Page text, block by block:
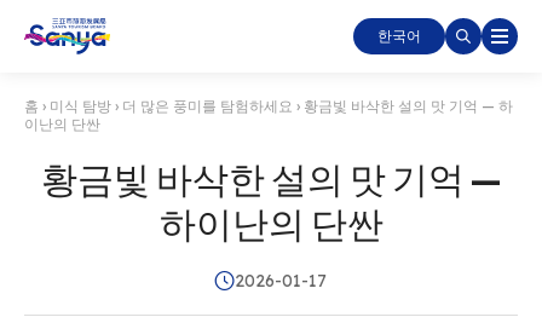
한국어
홈 › 미식 탐방 › 더 많은 풍미를 탐험하세요 › 황금빛 바삭한 설의 맛 기억 — 하
이난의 단싼
황금빛 바삭한 설의 맛 기억 —
하이난의 단싼
2026-01-17